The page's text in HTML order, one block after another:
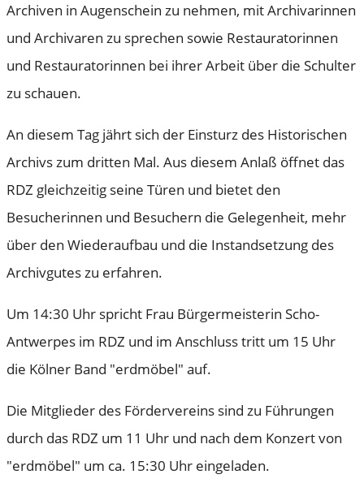
Archiven in Augenschein zu nehmen, mit Archivarinnen
und Archivaren zu sprechen sowie Restauratorinnen
und Restauratorinnen bei ihrer Arbeit über die Schulter
zu schauen.
An diesem Tag jährt sich der Einsturz des Historischen
Archivs zum dritten Mal. Aus diesem Anlaß öffnet das
RDZ gleichzeitig seine Türen und bietet den
Besucherinnen und Besuchern die Gelegenheit, mehr
über den Wiederaufbau und die Instandsetzung des
Archivgutes zu erfahren.
Um 14:30 Uhr spricht Frau Bürgermeisterin Scho-
Antwerpes im RDZ und im Anschluss tritt um 15 Uhr
die Kölner Band "erdmöbel" auf.
Die Mitglieder des Fördervereins sind zu Führungen
durch das RDZ um 11 Uhr und nach dem Konzert von
"erdmöbel" um ca. 15:30 Uhr eingeladen.